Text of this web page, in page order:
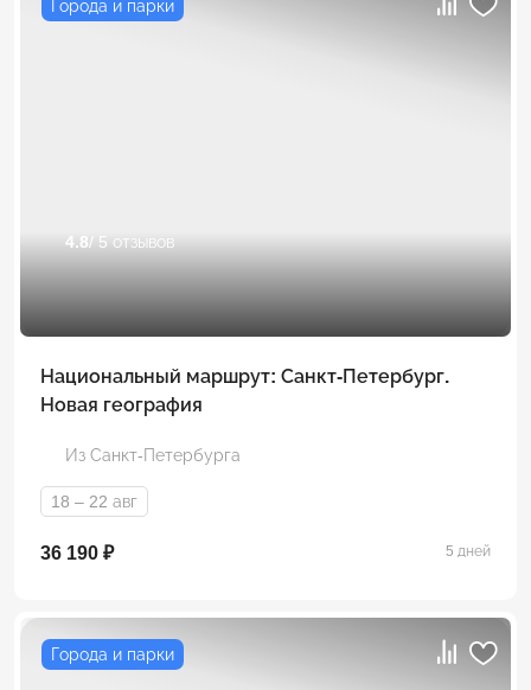
Города и парки
4.8/ 5 отзывов
Национальный маршрут: Санкт-Петербург.
Новая география
Из Санкт-Петербурга
18 – 22 авг
36 190 ₽ 5 дней
Города и парки